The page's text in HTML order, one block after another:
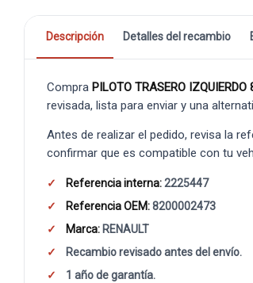
Descripción Detalles del recambio
Compra PILOTO TRASERO
revisada, lista para enviar y una
Antes de realizar el pedido, revisa la
confirmar que es compatible con tu
Referencia interna:2225447
Referencia OEM:8200002473
Marca: RENAULT
Recambio revisado antes del envío.
1 año de garantía.